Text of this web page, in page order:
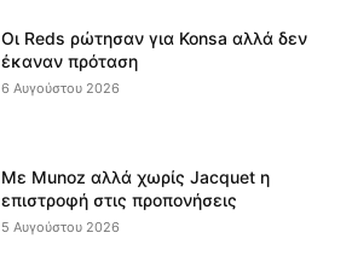
Οι Reds ρώτησαν για Konsa αλλά δεν
έκαναν πρόταση
6 Αυγούστου 2026
Με Munoz αλλά χωρίς Jacquet η
επιστροφή στις προπονήσεις
5 Αυγούστου 2026